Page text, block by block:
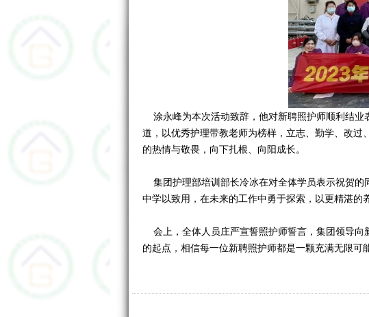
涂永峰为本次活动致辞，他对新聘照护师顺利结业
道，以优秀护理带教老师为榜样，立志、勤学、改
的热情与敬畏，向下扎根、向阳成长。
集团护理部培训部长冷冰在对全体学员表示祝贺的
中学以致用，在未来的工作中勇于探索，以更精湛的
会上，全体人员庄严宣誓照护师誓言，集团领导向
的起点，相信每一位新聘照护师都是一颗充满无限
位和求职者双方造成时间和经济上的不必要浪费，
护理工作模式，适应新的工作环境、岗位职责及对